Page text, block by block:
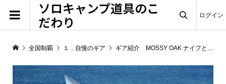
ソロキャンプ道具のこ
だわり

ログイン
全国制覇 １．自慢のギア ギア紹介 MOSSY OAK ナイフと自作革砥